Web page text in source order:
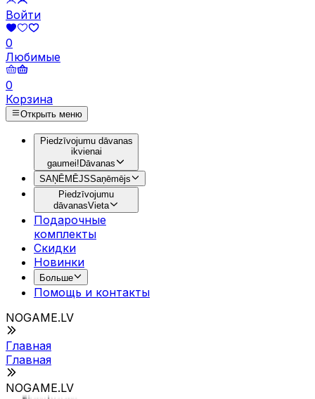
Войти
0
Любимые
0
Корзина
Открыть меню
Piedzīvojumu dāvanas
ikvienai
gaumei!Dāvanas
SAŅĒMĒJSSaņēmējs
Piedzīvojumu
dāvanasVieta
Подарочные
комплекты
Скидки
Новинки
Больше
Помощь и контакты
NOGAME.LV
Главная
Главная
NOGAME.LV